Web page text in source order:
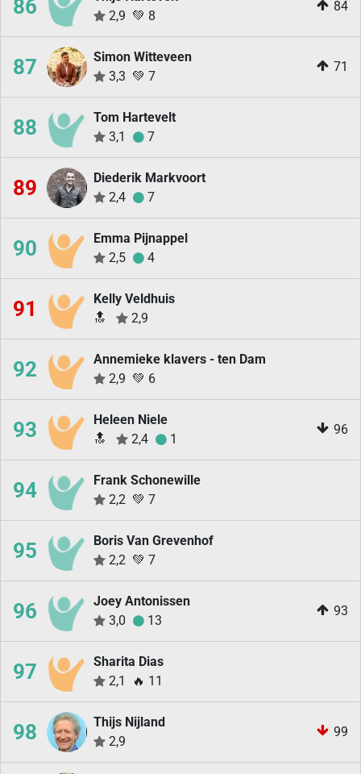
86
2,9 💚 8
84
87
Simon Witteveen
3,3 💚 7
71
88
Tom Hartevelt
3,1
7
89
Diederik Markvoort
2,4
7
90
Emma Pijnappel
2,5
4
91
Kelly Veldhuis
🔝
2,9
92
Annemieke klavers - ten Dam
2,9 💚 6
93
Heleen Niele
🔝
2,4 1
96
94
Frank Schonewille
2,2 💚 7
95
Boris Van Grevenhof
2,2 💚 7
96
Joey Antonissen
3,0
13
93
97
Sharita Dias
2,1
🔥 11
98
Thijs Nijland
2,9
99